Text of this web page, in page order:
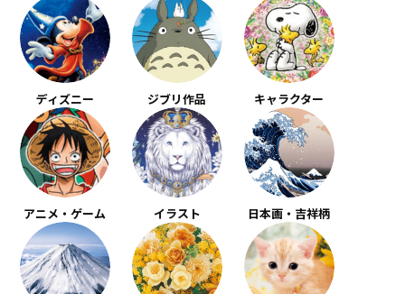
ディズニー ジブリ作品 キャラクター
アニメ・ゲーム イラスト 日本画・吉祥柄